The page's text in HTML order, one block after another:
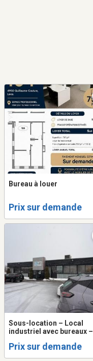
Bureau à louer
Prix sur demande
Sous-location – Local
industriel avec bureaux –
Prix sur demande